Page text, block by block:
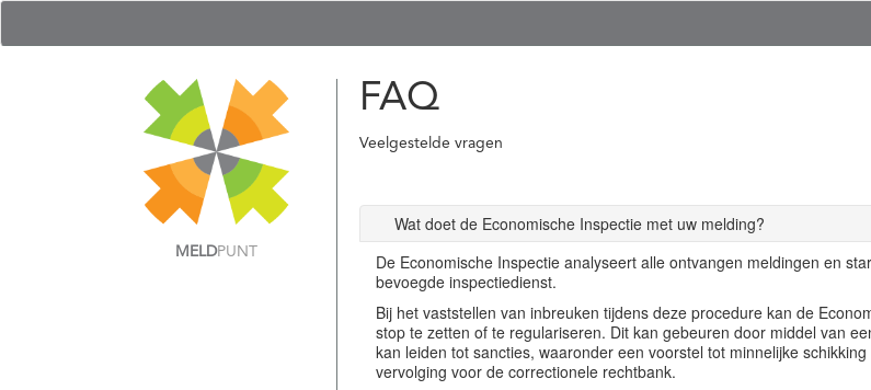
MELDPUNT
FAQ
Veelgestelde vragen
Wat doet de Economische Inspectie met uw melding?
De Economische Inspectie analyseert alle ontvangen meldingen en
bevoegde inspectiedienst.
Bij het vaststellen van inbreuken tijdens deze procedure kan de
stop te zetten of te regulariseren. Dit kan gebeuren door middel van
kan leiden tot sancties, waaronder een voorstel tot minnelijke
vervolging voor de correctionele rechtbank.